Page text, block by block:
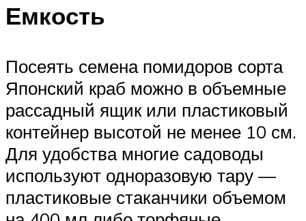
Емкость
Посеять семена помидоров сорта
Японский краб можно в объемные
рассадный ящик или пластиковый
контейнер высотой не менее 10 см.
Для удобства многие садоводы
используют одноразовую тару —
пластиковые стаканчики объемом